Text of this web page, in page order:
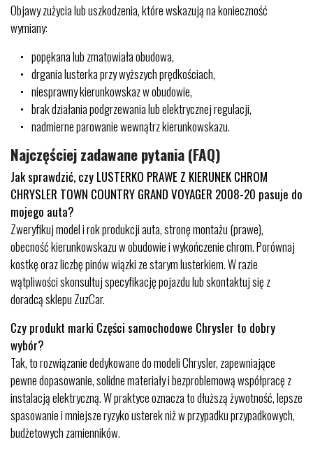
Objawy zużycia lub uszkodzenia, które wskazują na konieczność
wymiany:
popękana lub zmatowiała obudowa,
drgania lusterka przy wyższych prędkościach,
niesprawny kierunkowskaz w obudowie,
brak działania podgrzewania lub elektrycznej regulacji,
nadmierne parowanie wewnątrz kierunkowskazu.
Najczęściej zadawane pytania (FAQ)
Jak sprawdzić, czy LUSTERKO PRAWE Z KIERUNEK CHROM
CHRYSLER TOWN COUNTRY GRAND VOYAGER 2008-20 pasuje do
mojego auta?
Zweryfikuj model i rok produkcji auta, stronę montażu (prawe),
obecność kierunkowskazu w obudowie i wykończenie chrom. Porównaj
kostkę oraz liczbę pinów wiązki ze starym lusterkiem. W razie
wątpliwości skonsultuj specyfikację pojazdu lub skontaktuj się z
doradcą sklepu ZuzCar.
Czy produkt marki Części samochodowe Chrysler to dobry
wybór?
Tak, to rozwiązanie dedykowane do modeli Chrysler, zapewniające
pewne dopasowanie, solidne materiały i bezproblemową współpracę z
instalacją elektryczną. W praktyce oznacza to dłuższą żywotność, lepsze
spasowanie i mniejsze ryzyko usterek niż w przypadku przypadkowych,
budżetowych zamienników.